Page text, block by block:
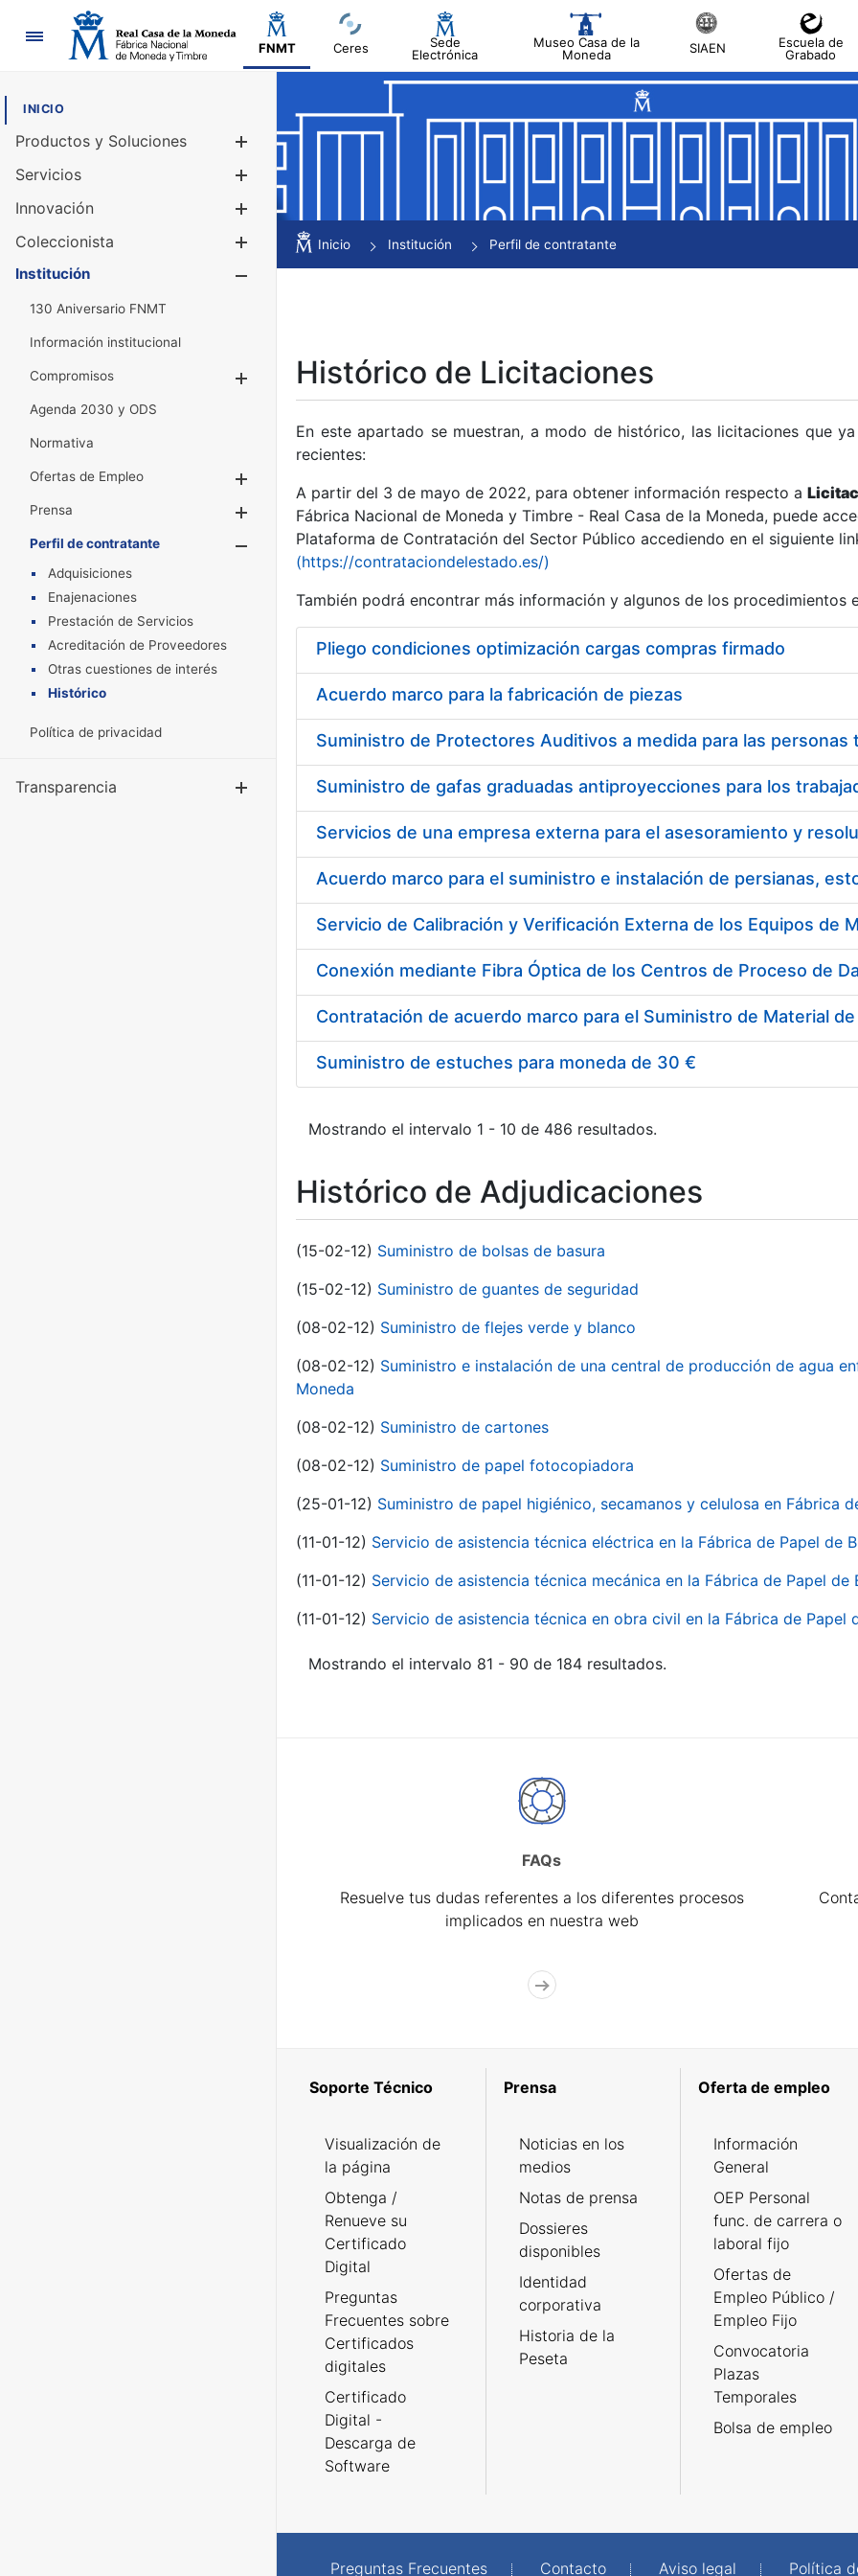
Navegación
FNMT Ceres
Sede
Electrónica
Museo Casa de la
Moneda
SIAEN
Escuela de
Grabado
INICIO
Productos y Soluciones
Mostrar/Ocultar
Servicios
Innovación
Coleccionista
Mostrar/Ocultar
Institución
130 Aniversario FNMT
Información institucional
Compromisos
Mostrar/Ocultar
Agenda 2030 y ODS
Normativa
Ofertas de Empleo
Prensa
Mostrar/Ocultar
Perfil de contratante
Mostrar/Ocultar
Adquisiciones
Enajenaciones
Prestación de Servicios
Acreditación de Proveedores
Otras cuestiones de interés
Histórico
Política de privacidad
Transparencia Mostrar/Ocultar
Inicio Institución Perfil de contratante
Histórico de Licitaciones
En este apartado se muestran, a modo de histórico, las licitaciones que
recientes:
A partir del 3 de mayo de 2022, para obtener información respecto a
Fábrica Nacional de Moneda y Timbre - Real Casa de la Moneda, puede
Plataforma de Contratación del Sector Público accediendo en el siguiente
(https://contrataciondelestado.es/)
También podrá encontrar más información y algunos de los procedimientos
Pliego condiciones optimización cargas compras firmado
Acuerdo marco para la fabricación de piezas
Acuerdo marco para el suministro e instalación de persianas,
Suministro de estuches para moneda de 30 €
Mostrando el intervalo 1 - 10 de 486 resultados.
Histórico de Adjudicaciones
(15-02-12) Suministro de bolsas de basura
(15-02-12) Suministro de guantes de seguridad
(08-02-12) Suministro de flejes verde y blanco
(08-02-12) Suministro e instalación de una central de producción de agua
Moneda
(08-02-12) Suministro de cartones
(08-02-12) Suministro de papel fotocopiadora
(25-01-12) Suministro de papel higiénico, secamanos y celulosa en Fábrica
(11-01-12) Servicio de asistencia técnica eléctrica en la Fábrica de Papel de
(11-01-12) Servicio de asistencia técnica mecánica en la Fábrica de Papel de
(11-01-12) Servicio de asistencia técnica en obra civil en la Fábrica de Papel
Mostrando el intervalo 81 - 90 de 184 resultados.
FAQs
Resuelve tus dudas referentes a los diferentes procesos
implicados en nuestra web
Soporte Técnico
Visualización de
la página
Obtenga /
Renueve su
Certificado
Digital
Preguntas
Frecuentes sobre
Certificados
digitales
Certificado
Digital -
Descarga de
Software
Prensa
Noticias en los
medios
Notas de prensa
Dossieres
disponibles
Identidad
corporativa
Historia de la
Peseta
Oferta de empleo
Información
General
OEP Personal
func. de carrera o
laboral fijo
Ofertas de
Empleo Público /
Empleo Fijo
Convocatoria
Plazas
Temporales
Bolsa de empleo
Preguntas Frecuentes Contacto Aviso legal Política